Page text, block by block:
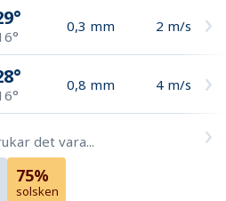
0,3 mm 2 m/s
0,8 mm 4 m/s
det vara...
75%
solsken